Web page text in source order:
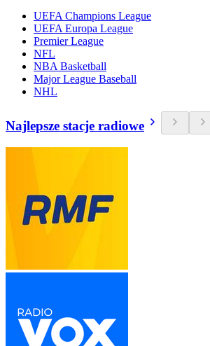
UEFA Champions League
UEFA Europa League
Premier League
NFL
NBA Basketball
Major League Baseball
NHL
Najlepsze stacje radiowe